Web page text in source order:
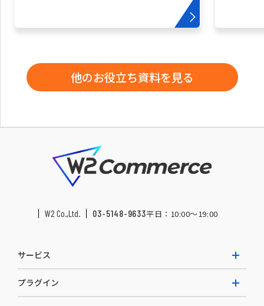
他のお役立ち資料を見る
W2 Co.,Ltd. 03-5148-9633平日：10:00〜19:00
サービス
プラグイン